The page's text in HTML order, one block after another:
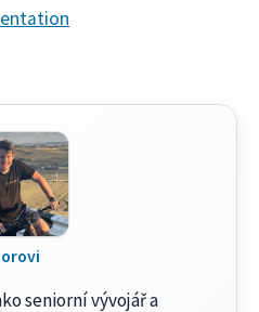
seniorní vývojář a